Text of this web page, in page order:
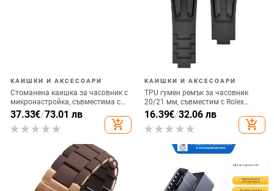
КАИШКИ И АКСЕСОАРИ
Стоманена каишка за часовник с
микронастройка, съвместима с
Daytona и Submariner,
висококачествен петлинков
дизайн, персонализираема
37.33€/73.01 лв
add_shopping_cart
КАИШКИ И АКСЕСОАРИ
TPU гумен ремък за часовник
20/21 мм, съвместим с Rolex
Daytona Yacht-Master, мъжки
16.39€/32.06 лв
add_shopping_cart